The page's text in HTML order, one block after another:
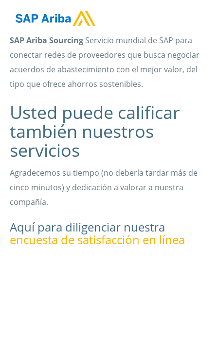
SAP Ariba Sourcing Servicio mundial de SAP para
conectar redes de proveedores que busca negociar
acuerdos de abastecimiento con el mejor valor, del
tipo que ofrece ahorros sostenibles.
Usted puede calificar
también nuestros
servicios
Agradecemos su tiempo (no debería tardar más de
cinco minutos) y dedicación a valorar a nuestra
compañía.
Aquí para diligenciar nuestra
encuesta de satisfacción en línea